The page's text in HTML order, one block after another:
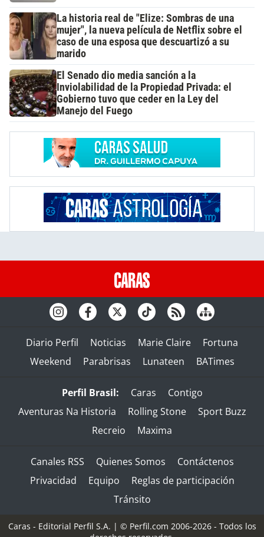
La historia real de "Elize: Sombras de una
mujer", la nueva película de Netflix sobre el
caso de una esposa que descuartizó a su
marido
El Senado dio media sanción a la
Inviolabilidad de la Propiedad Privada: el
Gobierno tuvo que ceder en la Ley del
Manejo del Fuego
Diario Perfil Noticias Marie Claire
Fortuna
Weekend
Parabrisas Lunateen BATimes
Perfil Brasil: Caras
Contigo
Aventuras Na Historia
Rolling Stone
Sport Buzz
Recreio
Maxima
Canales RSS Quienes Somos
Contáctenos
Privacidad
Equipo
Reglas de participación
Tránsito
Caras - Editorial Perfil S.A. | © Perfil.com 2006-2026 - Todos los